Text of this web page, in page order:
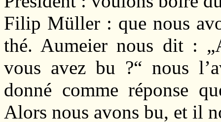
Filip Müller : que nous
thé. Aumeier nous dit :
vous avez bu ?“ nous
donné comme réponse
Alors nous avons bu, et il